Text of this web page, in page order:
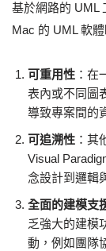
基於網路的 UML
Mac 的 UML 軟
可重用性 ：在
表內或不同圖
導致專案間的
可追溯性 ：其
Visual
念設計到邏輯
全面的建模支
乏強大的建模
動，例如團隊